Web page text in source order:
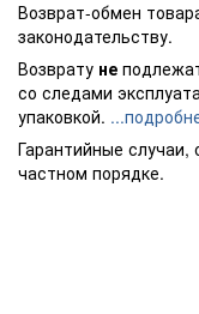
Возврат-обмен
законодательству.
Возврату не
со следами
упаковкой.
Гарантийные
частном порядке.